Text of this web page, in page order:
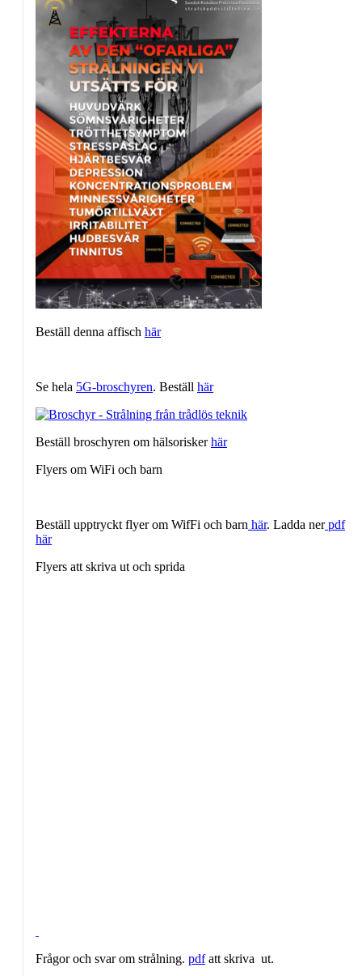
Beställ denna affisch här
Se hela 5G-broschyren. Beställ här
Beställ broschyren om hälsoriskerhär
Flyers om WiFi och barn
Beställ upptryckt flyer om WifFi och barn här. Ladda nerpdf
här
Flyers att skriva ut och sprida
Frågor och svar om strålning. pdfatt skriva ut.